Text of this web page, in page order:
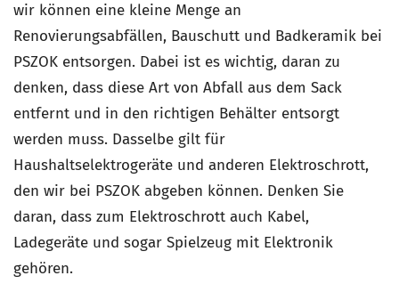
wir können eine kleine Menge an
Renovierungsabfällen, Bauschutt und Badkeramik bei
PSZOK entsorgen. Dabei ist es wichtig, daran zu
denken, dass diese Art von Abfall aus dem Sack
entfernt und in den richtigen Behälter entsorgt
werden muss. Dasselbe gilt für
Haushaltselektrogeräte und anderen Elektroschrott,
den wir bei PSZOK abgeben können. Denken Sie
daran, dass zum Elektroschrott auch Kabel,
Ladegeräte und sogar Spielzeug mit Elektronik
gehören.